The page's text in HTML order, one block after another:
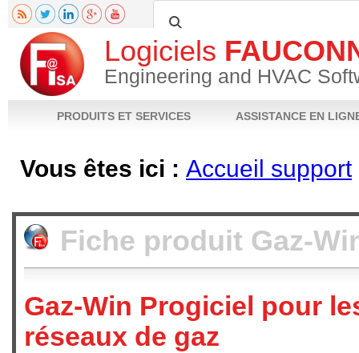
Logiciels
Engineering and HVAC
PRODUITS ET SERVICES ASSISTANCE EN
Vous êtes ici : Accueil support
Fiche produit Gaz-
Gaz-Win Progiciel pour
réseaux de gaz